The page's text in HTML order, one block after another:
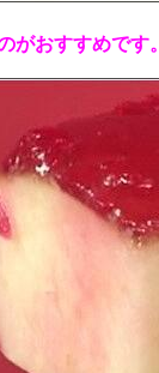
がおすすめです。